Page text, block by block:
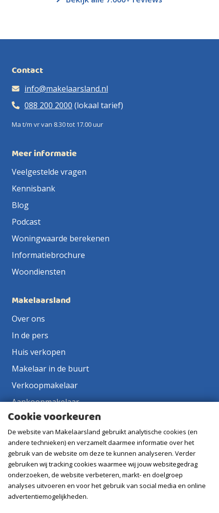
Contact
info@makelaarsland.nl
088 200 2000 (lokaal tarief)
Ma t/m vr van 8.30 tot 17.00 uur
Meer informatie
Veelgestelde vragen
Kennisbank
Blog
Podcast
Woningwaarde berekenen
Informatiebrochure
Woondiensten
Makelaarsland
Over ons
In de pers
Huis verkopen
Makelaar in de buurt
Verkoopmakelaar
Aankoopmakelaar
Contact
Vacatures
Volg ons
Cookie voorkeuren
De website van Makelaarsland gebruikt analytische cookies (en
andere technieken) en verzamelt daarmee informatie over het
gebruik van de website om deze te kunnen analyseren. Verder
gebruiken wij tracking cookies waarmee wij jouw websitegedrag
onderzoeken, de website verbeteren, markt- en doelgroep
analyses uitvoeren en voor het gebruik van social media en online
advertentiemogelijkheden.